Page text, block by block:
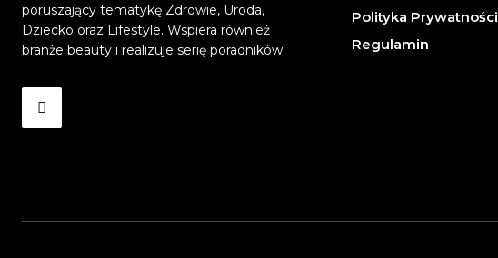
poruszający tematykę Zdrowie, Uroda,
Dziecko oraz Lifestyle. Wspiera również
branże beauty i realizuje serię poradników
Polityka Prywatności
Regulamin